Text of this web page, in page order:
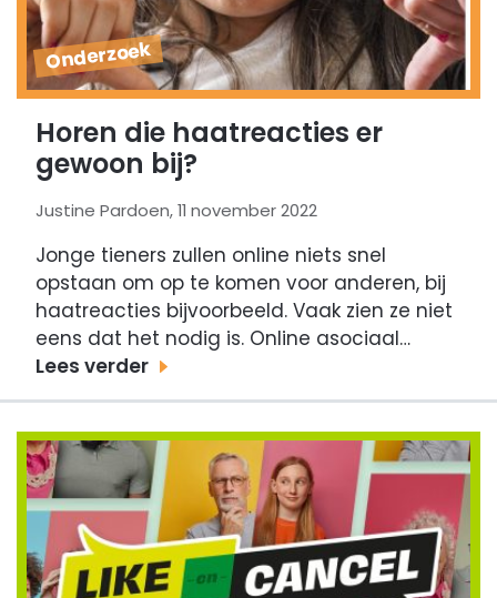
Onderzoek
Horen die haatreacties er
gewoon bij?
Justine Pardoen, 11 november 2022
Jonge tieners zullen online niets snel
opstaan om op te komen voor anderen, bij
haatreacties bijvoorbeeld. Vaak zien ze niet
eens dat het nodig is. Online asociaal…
Lees verder